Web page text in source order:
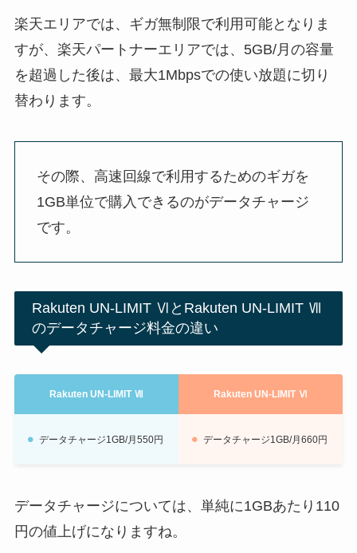
楽天エリアでは、ギガ無制限で利用可能となりま
すが、楽天パートナーエリアでは、5GB/月の容量
を超過した後は、最大1Mbpsでの使い放題に切り
替わります。
その際、高速回線で利用するためのギガを
1GB単位で購入できるのがデータチャージ
です。
Rakuten UN-LIMIT ⅥとRakuten UN-LIMIT Ⅶ
のデータチャージ料金の違い
Rakuten UN-LIMIT Ⅶ Rakuten UN-LIMIT Ⅵ
データチャージ1GB/月550円 データチャージ1GB/月660円
データチャージについては、単純に1GBあたり110
円の値上げになりますね。